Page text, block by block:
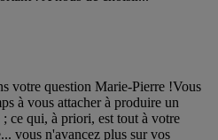
votre question Marie-Pierre !Vous
à vous attacher à produire un
ce qui, à priori, est tout à votre
vous n'avancez plus sur vos